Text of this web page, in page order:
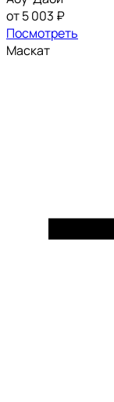
от 5 003 ₽
Посмотреть
Маскат